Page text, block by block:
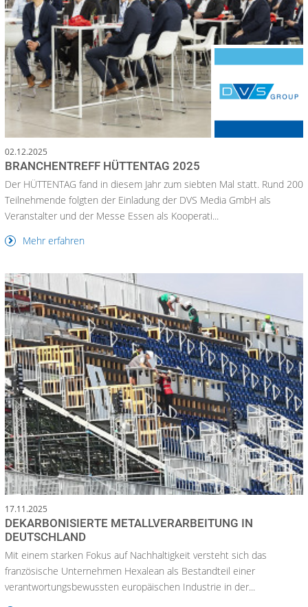
02.12.2025
BRANCHENTREFF HÜTTENTAG 2025
Der HÜTTENTAG fand in diesem Jahr zum siebten Mal statt. Rund 200
Teilnehmende folgten der Einladung der DVS Media GmbH als
Veranstalter und der Messe Essen als Kooperati...
Mehr erfahren
17.11.2025
DEKARBONISIERTE METALLVERARBEITUNG IN
DEUTSCHLAND
Mit einem starken Fokus auf Nachhaltigkeit versteht sich das
französische Unternehmen Hexalean als Bestandteil einer
verantwortungsbewussten europäischen Industrie in der...